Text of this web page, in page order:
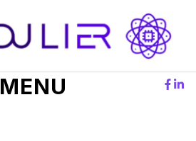
MENU